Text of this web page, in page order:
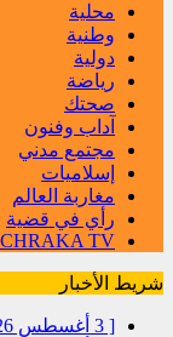
محلية
وطنية
دولية
رياضة
صحتك
آداب وفنون
مجتمع مدني
إسلاميات
مغاربة العالم
رأي في قضية
TV
شريط الأخبار
[ 3 أغسطس 2026 ]